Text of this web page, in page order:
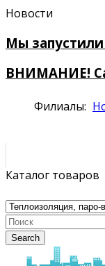
Новости
Мы
ВНИМАНИЕ!
Филиалы:
Каталог товаров
Search